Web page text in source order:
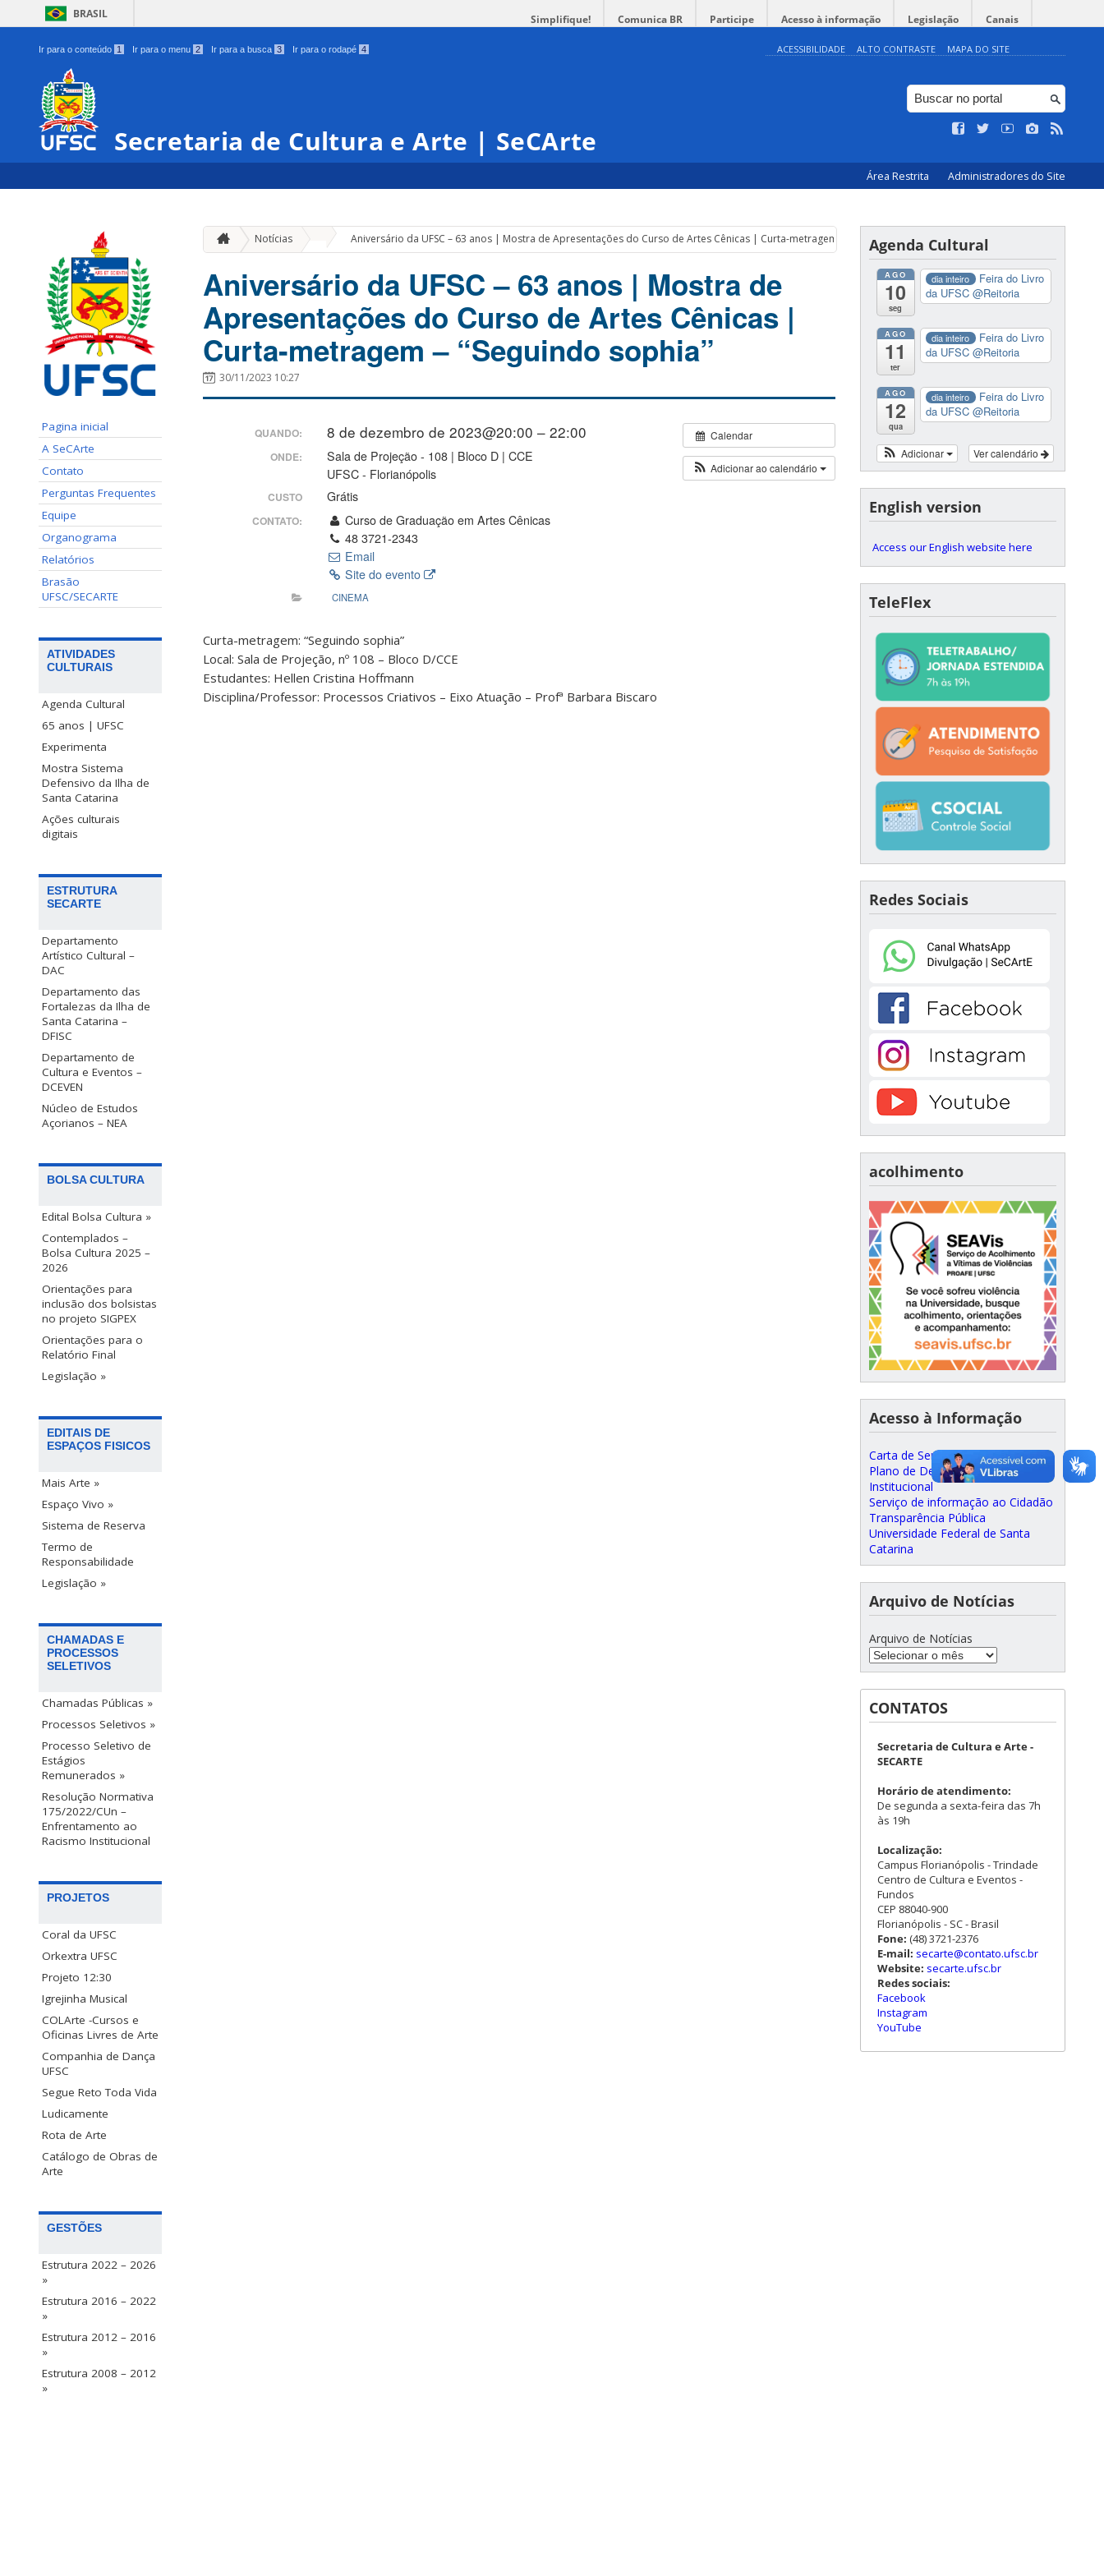
BRASIL Simplifique! Comunica BR Participe Acesso à informação Legislação Canais
Ir para o conteúdo 1 Ir para o menu 2 Ir para a busca 3 Ir para o rodapé 4 ACESSIBILIDADE ALTO CONTRASTE MAPA DO SITE
Secretaria de Cultura e Arte | SeCArte
Área Restrita Administradores do Site
Pagina inicial
A SeCArte
Contato
Perguntas Frequentes
Equipe
Organograma
Relatórios
Brasão
UFSC/SECARTE
ATIVIDADES
CULTURAIS
Agenda Cultural
65 anos | UFSC
Experimenta
Mostra Sistema
Defensivo da Ilha de
Santa Catarina
Ações culturais
digitais
ESTRUTURA
SECARTE
Departamento
Artístico Cultural –
DAC
Departamento das
Fortalezas da Ilha de
Santa Catarina –
DFISC
Departamento de
Cultura e Eventos –
DCEVEN
Núcleo de Estudos
Açorianos – NEA
BOLSA CULTURA
Edital Bolsa Cultura »
Contemplados –
Bolsa Cultura 2025 –
2026
Orientações para
inclusão dos bolsistas
no projeto SIGPEX
Orientações para o
Relatório Final
Legislação »
EDITAIS DE
ESPAÇOS FISICOS
Mais Arte »
Espaço Vivo »
Sistema de Reserva
Termo de
Responsabilidade
Legislação »
CHAMADAS E
PROCESSOS
SELETIVOS
Chamadas Públicas »
Processos Seletivos »
Processo Seletivo de
Estágios
Remunerados »
Resolução Normativa
175/2022/CUn –
Enfrentamento ao
Racismo Institucional
PROJETOS
Coral da UFSC
Orkextra UFSC
Projeto 12:30
Igrejinha Musical
COLArte -Cursos e
Oficinas Livres de Arte
Companhia de Dança
UFSC
Segue Reto Toda Vida
Ludicamente
Rota de Arte
Catálogo de Obras de
Arte
GESTÕES
Estrutura 2022 – 2026
»
Estrutura 2016 – 2022
»
Estrutura 2012 – 2016
»
Estrutura 2008 – 2012
»
Notícias Aniversário da UFSC – 63 anos | Mostra de Apresentações do Curso de Artes Cênicas | Curta-metragem – “Seguindo sophia”
Aniversário da UFSC – 63 anos | Mostra de
Apresentações do Curso de Artes Cênicas |
Curta-metragem – “Seguindo sophia”
30/11/2023 10:27
Calendar
Adicionar ao calendário
QUANDO: 8 de dezembro de 2023@20:00 – 22:00
ONDE:
Sala de Projeção - 108 | Bloco D | CCE
UFSC - Florianópolis
CUSTO Grátis
CONTATO:
Curso de Graduação em Artes Cênicas
48 3721-2343
Email
Site do evento
CINEMA
Curta-metragem: “Seguindo sophia”
Local: Sala de Projeção, nº 108 – Bloco D/CCE
Estudantes: Hellen Cristina Hoffmann
Disciplina/Professor: Processos Criativos – Eixo Atuação – Profª Barbara Biscaro
Agenda Cultural
AGO
10
seg
dia inteiro
Feira do Livro
da UFSC @Reitoria
AGO
11
ter
dia inteiro
Feira do Livro
da UFSC @Reitoria
AGO
12
qua
dia inteiro
Feira do Livro
da UFSC @Reitoria
Ver calendário
Adicionar
English version
Access our English website here
TeleFlex
Redes Sociais
acolhimento
Acesso à Informação
Carta de Serviços ao Cidadão
Plano de Desenvolvimento
Institucional
Serviço de informação ao Cidadão
Transparência Pública
Universidade Federal de Santa
Catarina
Arquivo de Notícias
Arquivo de Notícias
CONTATOS
Secretaria de Cultura e Arte -
SECARTE
Horário de atendimento:
De segunda a sexta-feira das 7h
às 19h
Localização:
Campus Florianópolis - Trindade
Centro de Cultura e Eventos -
Fundos
CEP 88040-900
Florianópolis - SC - Brasil
Fone: (48) 3721-2376
E-mail: secarte@contato.ufsc.br
Website: secarte.ufsc.br
Redes sociais:
Facebook
Instagram
YouTube